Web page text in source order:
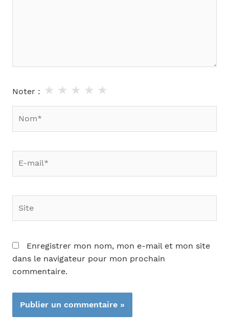
Noter : ★
★
★
★
★
Enregistrer mon nom, mon e-mail et mon site
dans le navigateur pour mon prochain
commentaire.